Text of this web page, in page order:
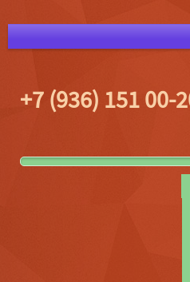
+7 (936) 151 00-